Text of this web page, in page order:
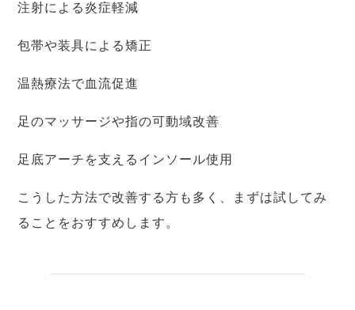
注射による炎症軽減
包帯や装具による矯正
温熱療法で血流促進
足のマッサージや指の可動域改善
足底アーチを支えるインソール使用
こうした方法で改善する方も多く、まずは試してみ
ることをおすすめします。